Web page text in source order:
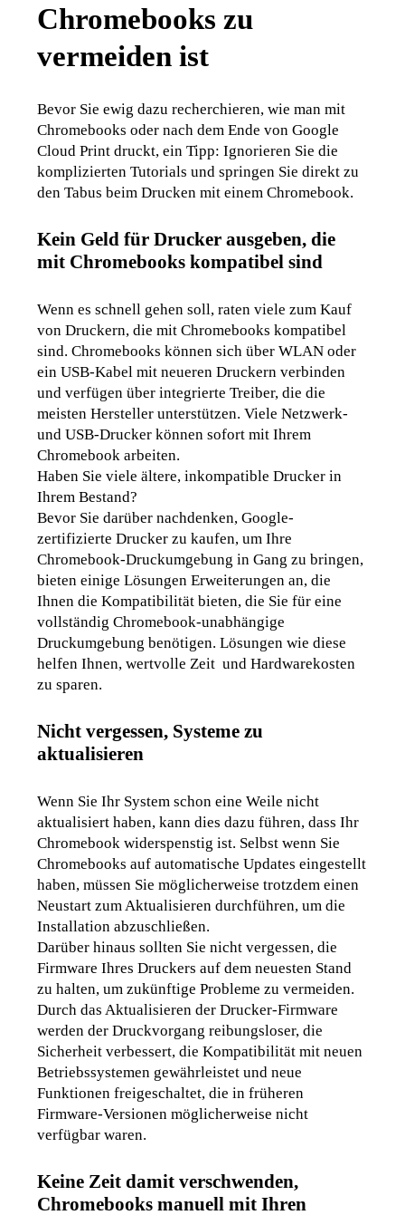
Chromebooks zu
vermeiden ist
Bevor Sie ewig dazu recherchieren, wie man mit
Chromebooks oder nach dem Ende von Google
Cloud Print druckt, ein Tipp: Ignorieren Sie die
komplizierten Tutorials und springen Sie direkt zu
den Tabus beim Drucken mit einem Chromebook.
Kein Geld für Drucker ausgeben, die
mit Chromebooks kompatibel sind
Wenn es schnell gehen soll, raten viele zum Kauf
von Druckern, die mit Chromebooks kompatibel
sind. Chromebooks können sich über WLAN oder
ein USB-Kabel mit neueren Druckern verbinden
und verfügen über integrierte Treiber, die die
meisten Hersteller unterstützen. Viele Netzwerk-
und USB-Drucker können sofort mit Ihrem
Chromebook arbeiten.
Haben Sie viele ältere, inkompatible Drucker in
Ihrem Bestand?
Bevor Sie darüber nachdenken, Google-
zertifizierte Drucker zu kaufen, um Ihre
Chromebook-Druckumgebung in Gang zu bringen,
bieten einige Lösungen Erweiterungen an, die
Ihnen die Kompatibilität bieten, die Sie für eine
vollständig Chromebook-unabhängige
Druckumgebung benötigen. Lösungen wie diese
helfen Ihnen, wertvolle Zeit  und Hardwarekosten
zu sparen.
Nicht vergessen, Systeme zu
aktualisieren
Wenn Sie Ihr System schon eine Weile nicht
aktualisiert haben, kann dies dazu führen, dass Ihr
Chromebook widerspenstig ist. Selbst wenn Sie
Chromebooks auf automatische Updates eingestellt
haben, müssen Sie möglicherweise trotzdem einen
Neustart zum Aktualisieren durchführen, um die
Installation abzuschließen.
Darüber hinaus sollten Sie nicht vergessen, die
Firmware Ihres Druckers auf dem neuesten Stand
zu halten, um zukünftige Probleme zu vermeiden.
Durch das Aktualisieren der Drucker-Firmware
werden der Druckvorgang reibungsloser, die
Sicherheit verbessert, die Kompatibilität mit neuen
Betriebssystemen gewährleistet und neue
Funktionen freigeschaltet, die in früheren
Firmware-Versionen möglicherweise nicht
verfügbar waren.
Keine Zeit damit verschwenden,
Chromebooks manuell mit Ihren